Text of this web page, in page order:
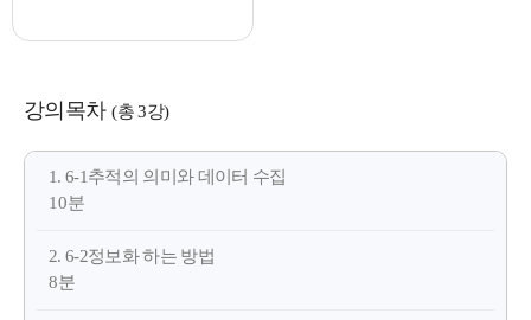
강의목차 (총 3강)
1. 6-1추적의 의미와 데이터 수집
10분
2. 6-2정보화 하는 방법
8분